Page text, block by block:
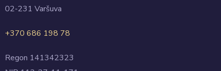
02-231 Varšuva
+370 686 198 78
Regon 141342323